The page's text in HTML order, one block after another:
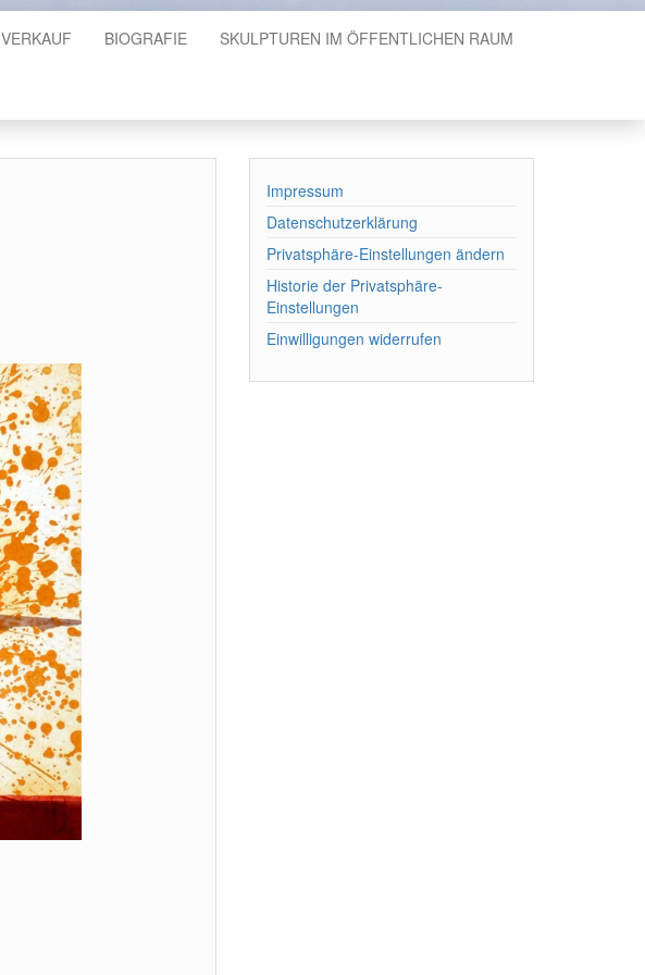
VERKAUF BIOGRAFIE SKULPTUREN IM ÖFFENTLICHEN RAUM
Impressum
Datenschutzerklärung
Privatsphäre-Einstellungen ändern
Historie der Privatsphäre-
Einstellungen
Einwilligungen widerrufen